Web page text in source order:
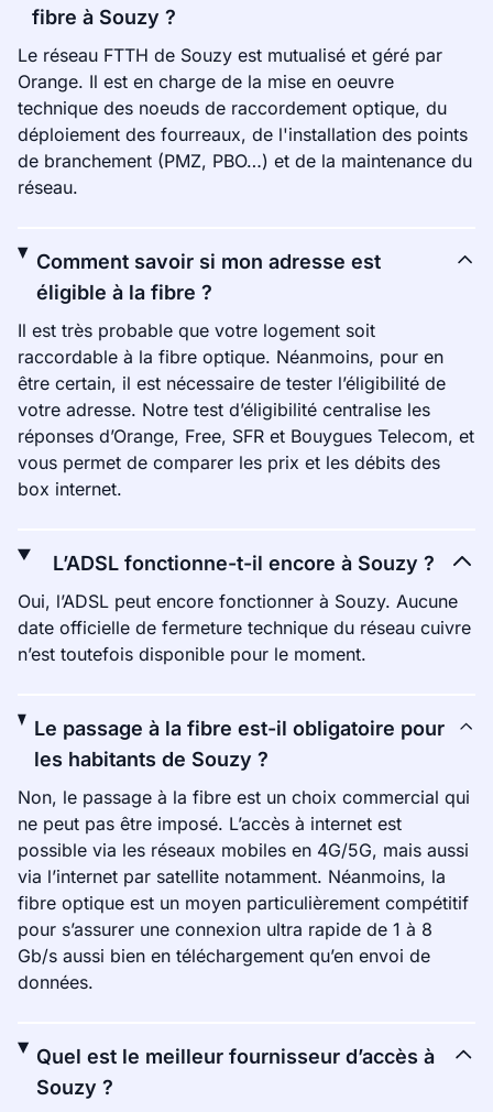
fibre à Souzy ?
Le réseau FTTH de Souzy est mutualisé et géré par
Orange. Il est en charge de la mise en oeuvre
technique des noeuds de raccordement optique, du
déploiement des fourreaux, de l'installation des points
de branchement (PMZ, PBO…) et de la maintenance du
réseau.
Comment savoir si mon adresse est
éligible à la fibre ?
Il est très probable que votre logement soit
raccordable à la fibre optique. Néanmoins, pour en
être certain, il est nécessaire de tester l’éligibilité de
votre adresse. Notre test d’éligibilité centralise les
réponses d’Orange, Free, SFR et Bouygues Telecom, et
vous permet de comparer les prix et les débits des
box internet.
L’ADSL fonctionne-t-il encore à Souzy ?
Oui, l’ADSL peut encore fonctionner à Souzy. Aucune
date officielle de fermeture technique du réseau cuivre
n’est toutefois disponible pour le moment.
Le passage à la fibre est-il obligatoire pour
les habitants de Souzy ?
Non, le passage à la fibre est un choix commercial qui
ne peut pas être imposé. L’accès à internet est
possible via les réseaux mobiles en 4G/5G, mais aussi
via l’internet par satellite notamment. Néanmoins, la
fibre optique est un moyen particulièrement compétitif
pour s’assurer une connexion ultra rapide de 1 à 8
Gb/s aussi bien en téléchargement qu’en envoi de
données.
Quel est le meilleur fournisseur d’accès à
Souzy ?